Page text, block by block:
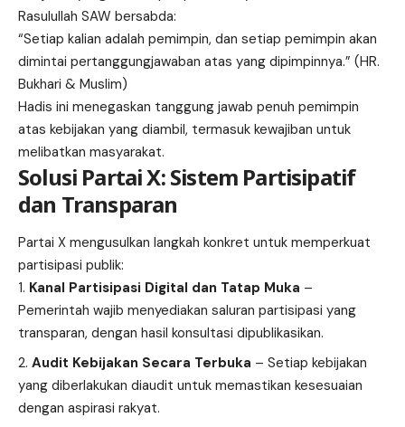
Rasulullah SAW bersabda:
“Setiap kalian adalah pemimpin, dan setiap pemimpin akan
dimintai pertanggungjawaban atas yang dipimpinnya.” (HR.
Bukhari & Muslim)
Hadis ini menegaskan tanggung jawab penuh pemimpin
atas kebijakan yang diambil, termasuk kewajiban untuk
melibatkan masyarakat.
Solusi Partai X: Sistem Partisipatif
dan Transparan
Partai X mengusulkan langkah konkret untuk memperkuat
partisipasi publik:
Kanal Partisipasi Digital dan Tatap Muka –
Pemerintah wajib menyediakan saluran partisipasi yang
transparan, dengan hasil konsultasi dipublikasikan.
Audit Kebijakan Secara Terbuka – Setiap kebijakan
yang diberlakukan diaudit untuk memastikan kesesuaian
dengan aspirasi rakyat.